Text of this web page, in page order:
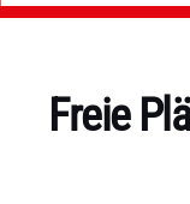
Kategorien
Freie